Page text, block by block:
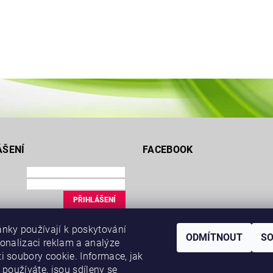
heslo
FACEBOOK
používají k poskytování
reklam a analýze
soubory cookie. Informace, jak
jsou sdíleny se
ODMÍTNOUT